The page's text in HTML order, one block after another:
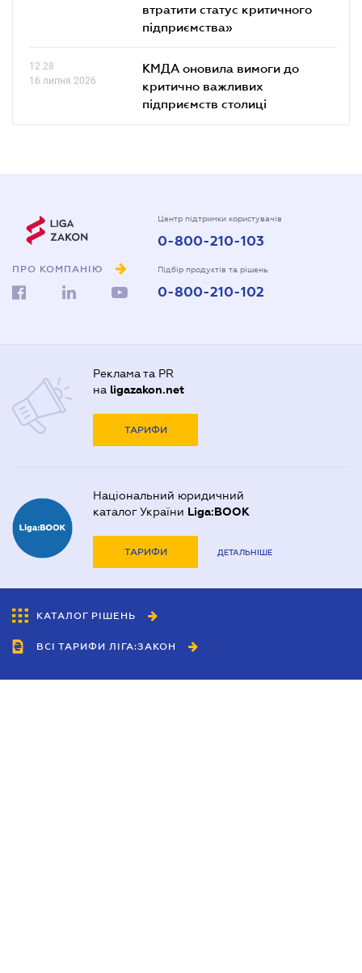
втратити статус критичного
підприємства»
12.28
16 липня 2026
КМДА оновила вимоги до
критично важливих
підприємств столиці
ПРО КОМПАНІЮ
Центр підтримки користувачів
0-800-210-103
Підбір продуктів та рішень
0-800-210-102
Реклама та PR
на ligazakon.net
ТАРИФИ
Національний юридичний
каталог України Liga:BOOK
ТАРИФИ ДЕТАЛЬНІШЕ
КАТАЛОГ РІШЕНЬ
ВСІ ТАРИФИ ЛІГА:ЗАКОН